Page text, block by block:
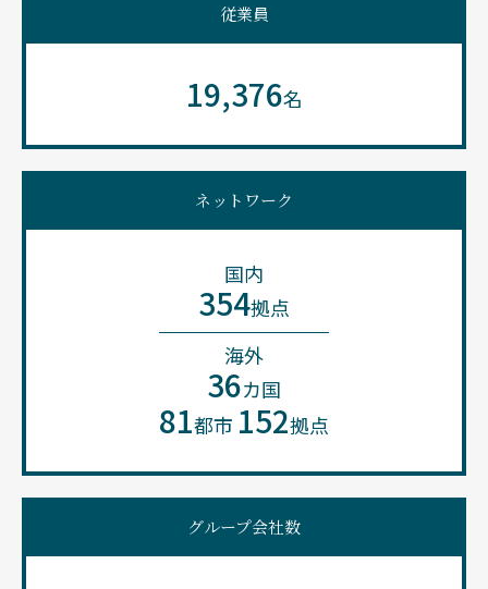
従業員
19,376名
ネットワーク
国内
354拠点
海外
36カ国
81都市 152拠点
グループ会社数